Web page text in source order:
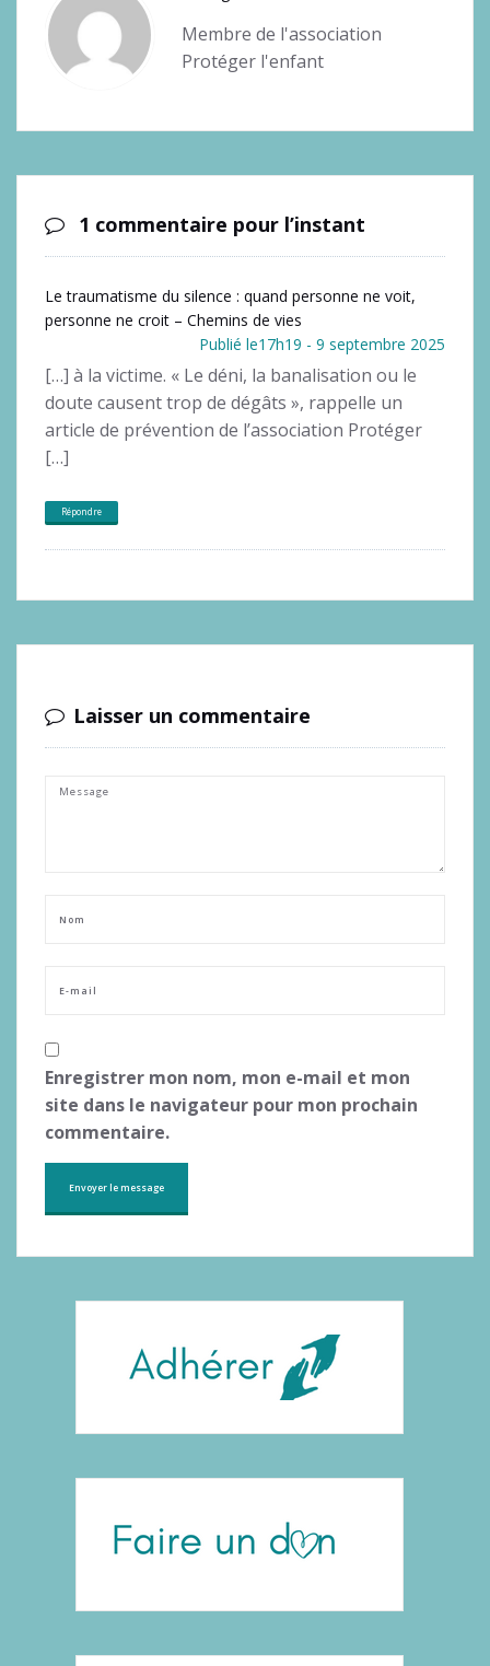
Membre de l'association
Protéger l'enfant
1 commentaire pour l’instant
Le traumatisme du silence : quand personne ne voit,
personne ne croit – Chemins de vies
Publié le17h19 - 9 septembre 2025
[…] à la victime. « Le déni, la banalisation ou le
doute causent trop de dégâts », rappelle un
article de prévention de l’association Protéger
[…]
Répondre
Laisser un commentaire
Enregistrer mon nom, mon e-mail et mon
site dans le navigateur pour mon prochain
commentaire.